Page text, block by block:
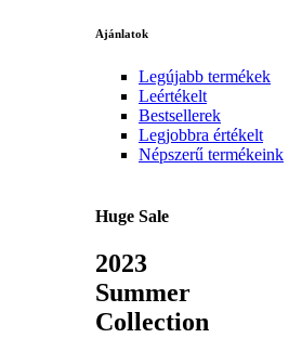
Ajánlatok
Legújabb termékek
Leértékelt
Bestsellerek
Legjobbra értékelt
Népszerű termékeink
Huge Sale
2023
Summer
Collection